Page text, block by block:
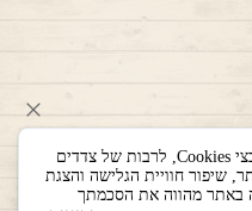
לידיעתך, באתרנו נעשה שימוש בקבצי Cookies, לרבות של צדדים
חוויית הגלישה והצגת
מהווה את הסכמתך